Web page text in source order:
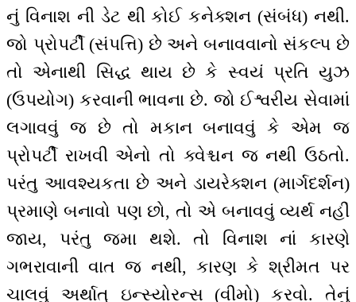
નું વિનાશ ની ડેટ થી કોઈ કનેક્શન (સંબંધ) નથી.
જો પ્રોપર્ટી (સંપત્તિ) છે અને બનાવવાનો સંકલ્પ છે
તો એનાથી સિદ્ધ થાય છે કે સ્વયં પ્રતિ યુઝ
(ઉપયોગ) કરવાની ભાવના છે. જો ઈશ્વરીય સેવામાં
લગાવવું જ છે તો મકાન બનાવવું કે એમ જ
પ્રોપર્ટી રાખવી એનો તો ક્વેશ્ચન જ નથી ઉઠતો.
પરંતુ આવશ્યકતા છે અને ડાયરેક્શન (માર્ગદર્શન)
પ્રમાણે બનાવો પણ છો, તો એ બનાવવું વ્યર્થ નહીં
જાય, પરંતુ જમા થશે. તો વિનાશ નાં કારણે
ગભરાવાની વાત જ નથી, કારણ કે શ્રીમત પર
ચાલવું અર્થાત્ ઇન્સ્યોરન્સ (વીમો) કરવો. તેનું